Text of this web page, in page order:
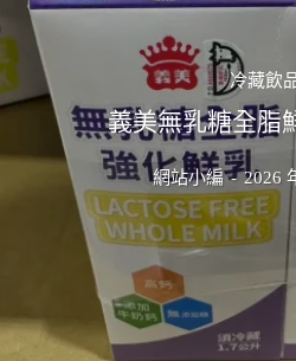
冷藏飲
義美無乳糖全脂
網站小編 - 2026